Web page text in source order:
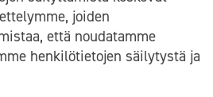
joiden
että noudatamme
henkilötietojen säilytystä ja